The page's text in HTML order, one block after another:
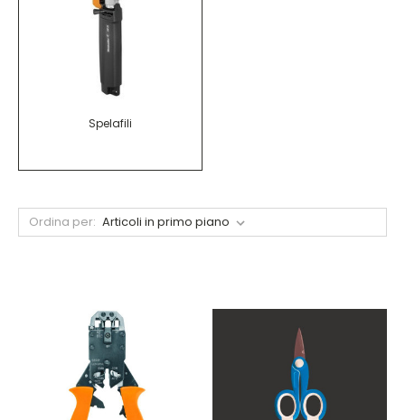
Spelafili
Ordina per: